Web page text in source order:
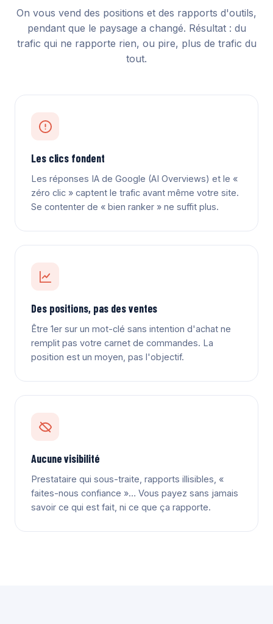
On vous vend des positions et des rapports d'outils,
pendant que le paysage a changé. Résultat : du
trafic qui ne rapporte rien, ou pire, plus de trafic du
tout.
Les clics fondent
Les réponses IA de Google (AI Overviews) et le «
zéro clic » captent le trafic avant même votre site.
Se contenter de « bien ranker » ne suffit plus.
Des positions, pas des ventes
Être 1er sur un mot-clé sans intention d'achat ne
remplit pas votre carnet de commandes. La
position est un moyen, pas l'objectif.
Aucune visibilité
Prestataire qui sous-traite, rapports illisibles, «
faites-nous confiance »… Vous payez sans jamais
savoir ce qui est fait, ni ce que ça rapporte.